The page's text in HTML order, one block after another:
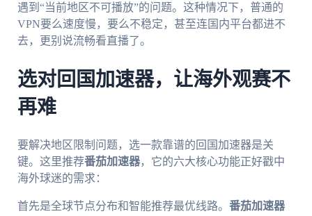
遇到“当前地区不可播放”的问题。这种情况下，普通的
VPN要么速度慢，要么不稳定，甚至连国内平台都进不
去，更别说流畅看直播了。
选对回国加速器，让海外观赛不
再难
要解决地区限制问题，选一款靠谱的回国加速器是关
键。这里推荐番茄加速器，它的六大核心功能正好戳中
海外球迷的需求：
首先是全球节点分布和智能推荐最优线路。 番茄加速器